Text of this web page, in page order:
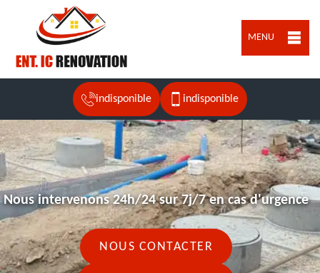
MENU
indisponible indisponible
Nous intervenons 24h/24 sur 7j/7 en cas d'urgence
NOUS CONTACTER